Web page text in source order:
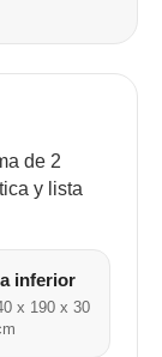
de 2
y lista
inferior
x 190 x 30